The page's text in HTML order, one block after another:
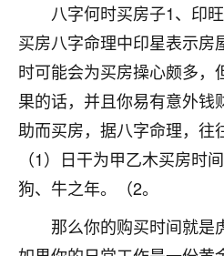
八字何时买房子1、印
买房八字命理中印星表示房
时可能会为买房操心颇多，
果的话，并且你易有意外钱
助而买房，据八字命理，往
（1）日干为甲乙木买房时
狗、牛之年。（2。
那么你的购买时间就是
金白水清
我也想找老师看看，有
鹿森：慧来老师微信
1天前 来自江西
青春168
我也想要，我也想要！